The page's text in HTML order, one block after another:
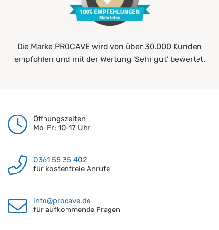
Die Marke PROCAVE wird von über 30.000 Kunden
empfohlen und mit der Wertung 'Sehr gut' bewertet.
Öffnungszeiten
Mo-Fr: 10-17 Uhr
0361 55 35 402
für kostenfreie Anrufe
info@procave.de
für aufkommende Fragen